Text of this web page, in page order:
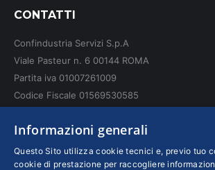
opens
new
window
opens
window
opens
window
CONTATTI
Confindustria Servizi S.p.A
Viale Pasteur n. 6 00144 ROMA
Partita iva 01007261009
Codice Fiscale 01569530585
INFO LEGALI
Informazioni generali
Questo Sito utilizza cookie tecnici e, previo tuo
cookie di prestazione per raccogliere